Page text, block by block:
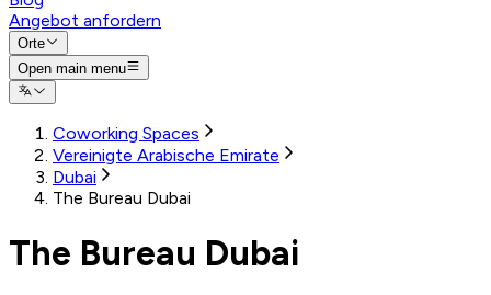
Angebot anfordern
Orte
Open main menu
Coworking Spaces
Vereinigte Arabische Emirate
Dubai
The Bureau Dubai
The Bureau Dubai